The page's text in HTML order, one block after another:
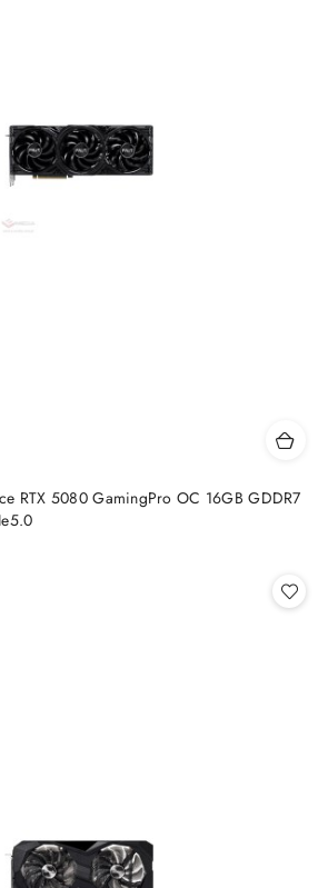
RTX 5080 GamingPro OC 16GB GDDR7